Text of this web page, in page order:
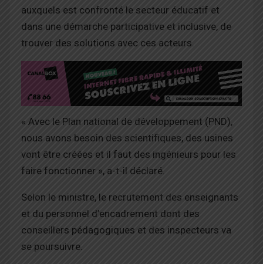
auxquels est confronté le secteur éducatif et
dans une démarche participative et inclusive, de
trouver des solutions avec ces acteurs.
« Avec le Plan national de développement (PND),
nous avons besoin des scientifiques, des usines
vont être créées et il faut des ingénieurs pour les
faire fonctionner », a-t-il déclaré.
Selon le ministre, le recrutement des enseignants
et du personnel d’encadrement dont des
conseillers pédagogiques et des inspecteurs va
se poursuivre.